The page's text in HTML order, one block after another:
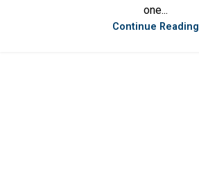
one...
Continue Reading